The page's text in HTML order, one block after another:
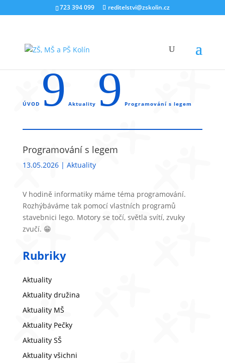
723 394 099 reditelstvi@zskolin.cz
ÚVOD 9 Aktuality 9 Programování s legem
Programování s legem
13.05.2026| Aktuality
V hodině informatiky máme téma programování.
Rozhýbáváme tak pomocí vlastních programů
stavebnici lego. Motory se točí, světla svítí, zvuky
zvučí. 😁
Rubriky
Aktuality
Aktuality družina
Aktuality MŠ
Aktuality Pečky
Aktuality SŠ
Aktuality všichni